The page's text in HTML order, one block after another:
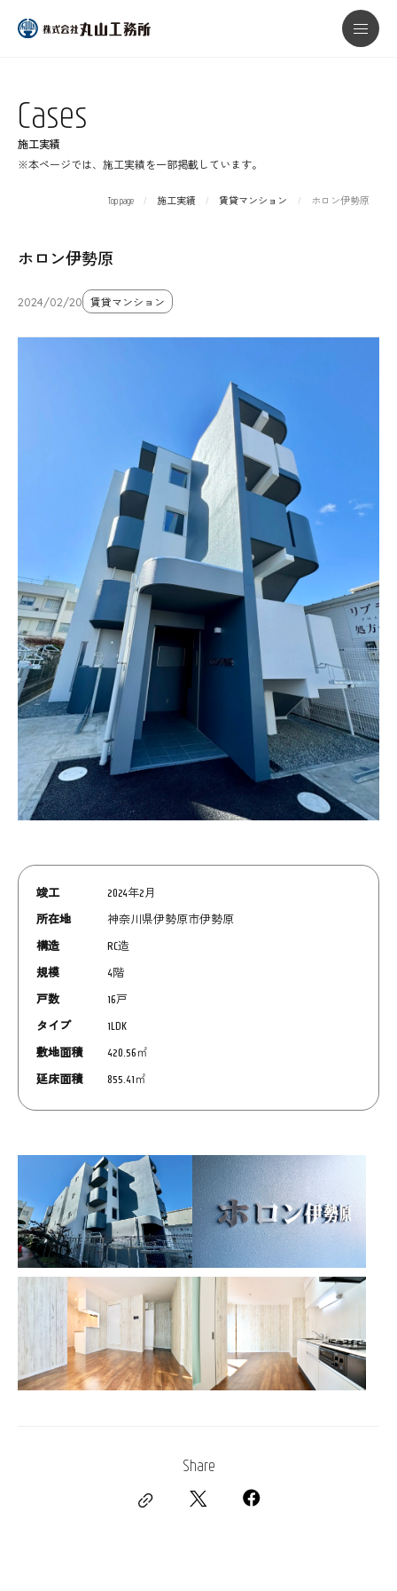
メニ
施工実績
Cases
※本ページでは、施工実績を一部掲載しています。
Top page 施工実績 賃貸マンション ホロン伊勢原
ホロン伊勢原
2024/02/20 賃貸マンション
竣工
2024年2月
所在地
神奈川県伊勢原市伊勢原
構造
RC造
規模
4階
戸数
16戸
タイプ
1LDK
敷地面積
420.56㎡
延床面積
855.41㎡
Share